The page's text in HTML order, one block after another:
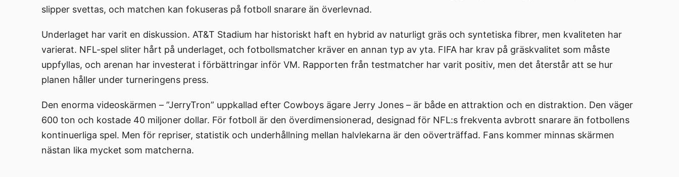
slipper svettas, och matchen kan fokuseras på fotboll snarare än överlevnad.
Underlaget har varit en diskussion. AT&T Stadium har historiskt haft en hybrid av naturligt gräs och syntetiska fibrer, men kvaliteten har
varierat. NFL-spel sliter hårt på underlaget, och fotbollsmatcher kräver en annan typ av yta. FIFA har krav på gräskvalitet som måste
uppfyllas, och arenan har investerat i förbättringar inför VM. Rapporten från testmatcher har varit positiv, men det återstår att se hur
planen håller under turneringens press.
Den enorma videoskärmen – ”JerryTron” uppkallad efter Cowboys ägare Jerry Jones – är både en attraktion och en distraktion. Den väger
600 ton och kostade 40 miljoner dollar. För fotboll är den överdimensionerad, designad för NFL:s frekventa avbrott snarare än fotbollens
kontinuerliga spel. Men för repriser, statistik och underhållning mellan halvlekarna är den oöverträffad. Fans kommer minnas skärmen
nästan lika mycket som matcherna.